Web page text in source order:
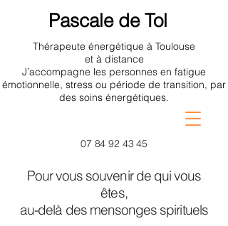
Pascale de Tol
Thérapeute énergétique à Toulouse
et à distance
J’accompagne les personnes en fatigue
émotionnelle, stress ou période de transition, par
des soins énergétiques.
07 84 92 43 45
Pour vous souvenir de qui vous
êtes,
au-delà des mensonges spirituels